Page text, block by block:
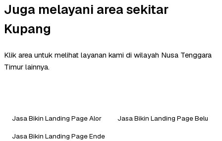
Juga melayani area sekitar
Kupang
Klik area untuk melihat layanan kami di wilayah Nusa Tenggara
Timur lainnya.
Jasa Bikin Landing Page Alor
Jasa Bikin Landing Page Belu
Jasa Bikin Landing Page Ende